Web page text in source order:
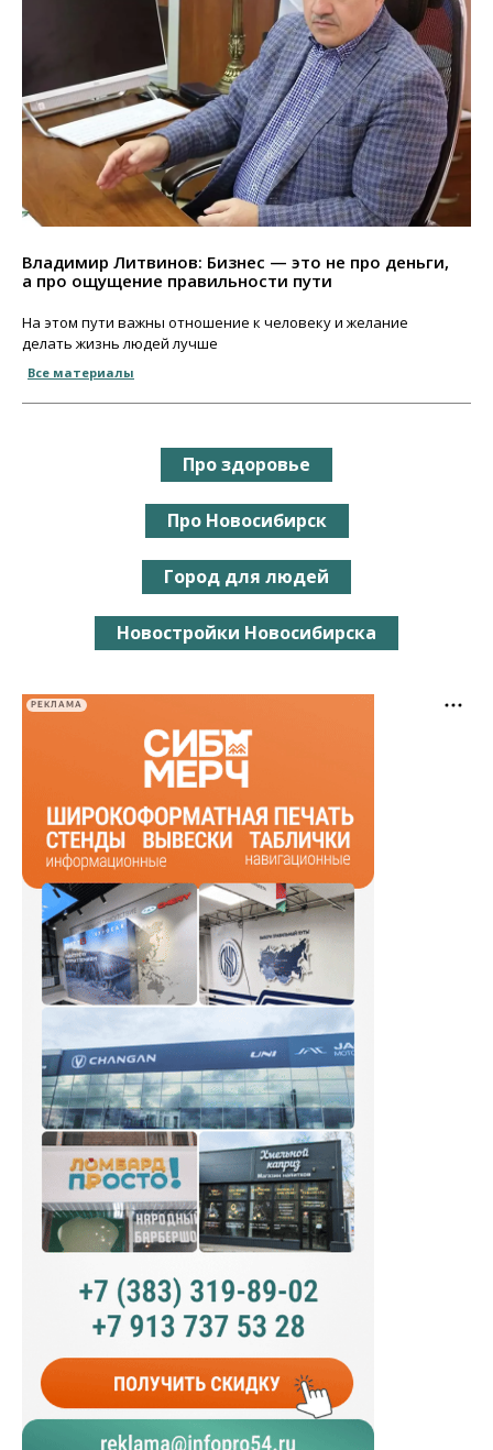
Владимир Литвинов: Бизнес — это не про деньги,
а про ощущение правильности пути
На этом пути важны отношение к человеку и желание
делать жизнь людей лучше
Все материалы
Про здоровье
Про Новосибирск
Город для людей
Новостройки Новосибирска
РЕКЛАМА